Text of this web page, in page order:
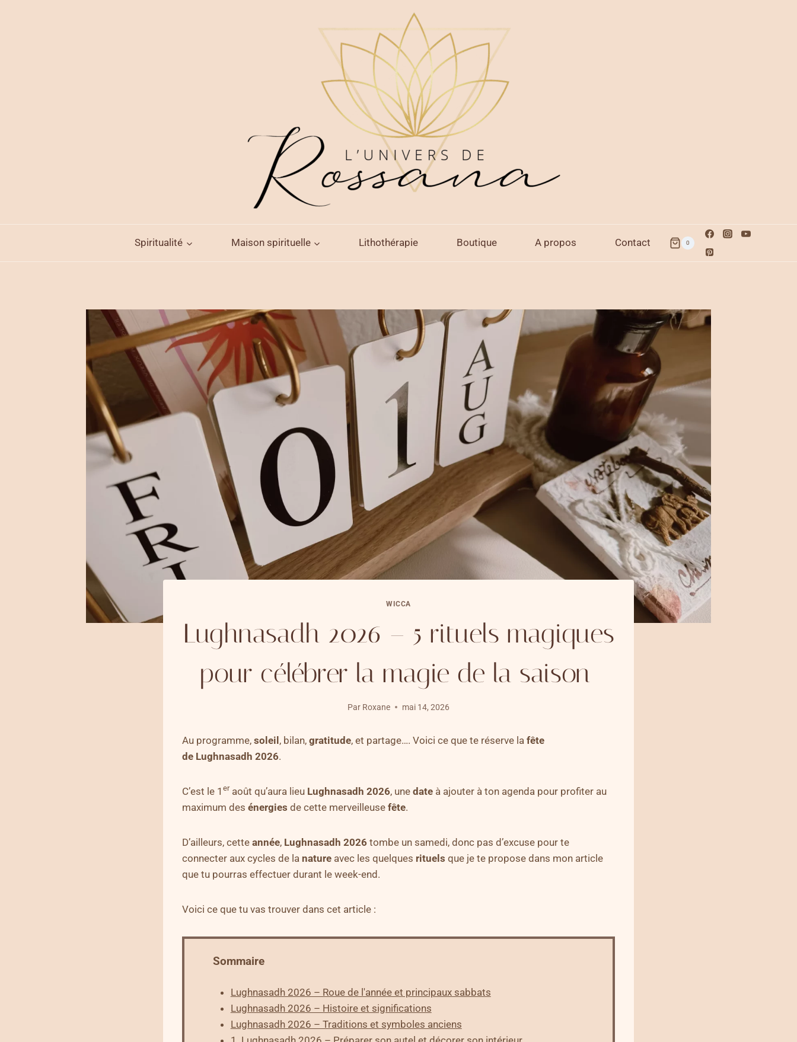
Spiritualité Maison spirituelle Lithothérapie Boutique A propos Contact 0
WICCA
Lughnasadh 2026 – 5 rituels magiques
pour célébrer la magie de la saison
Par Roxane mai 14, 2026
Au programme, soleil, bilan, gratitude, et partage…. Voici ce que te réserve la fête
de Lughnasadh 2026.
C’est le 1 eraoût qu’aura lieu Lughnasadh 2026, une date à ajouter à ton agenda pour profiter au
maximum des énergies de cette merveilleuse fête.
D’ailleurs, cette année, Lughnasadh 2026 tombe un samedi, donc pas d’excuse pour te
connecter aux cycles de la nature avec les quelques rituels que je te propose dans mon article
que tu pourras effectuer durant le week-end.
Voici ce que tu vas trouver dans cet article :
Sommaire
Lughnasadh 2026 – Roue de l'année et principaux sabbats
Lughnasadh 2026 – Histoire et significations
Lughnasadh 2026 – Traditions et symboles anciens